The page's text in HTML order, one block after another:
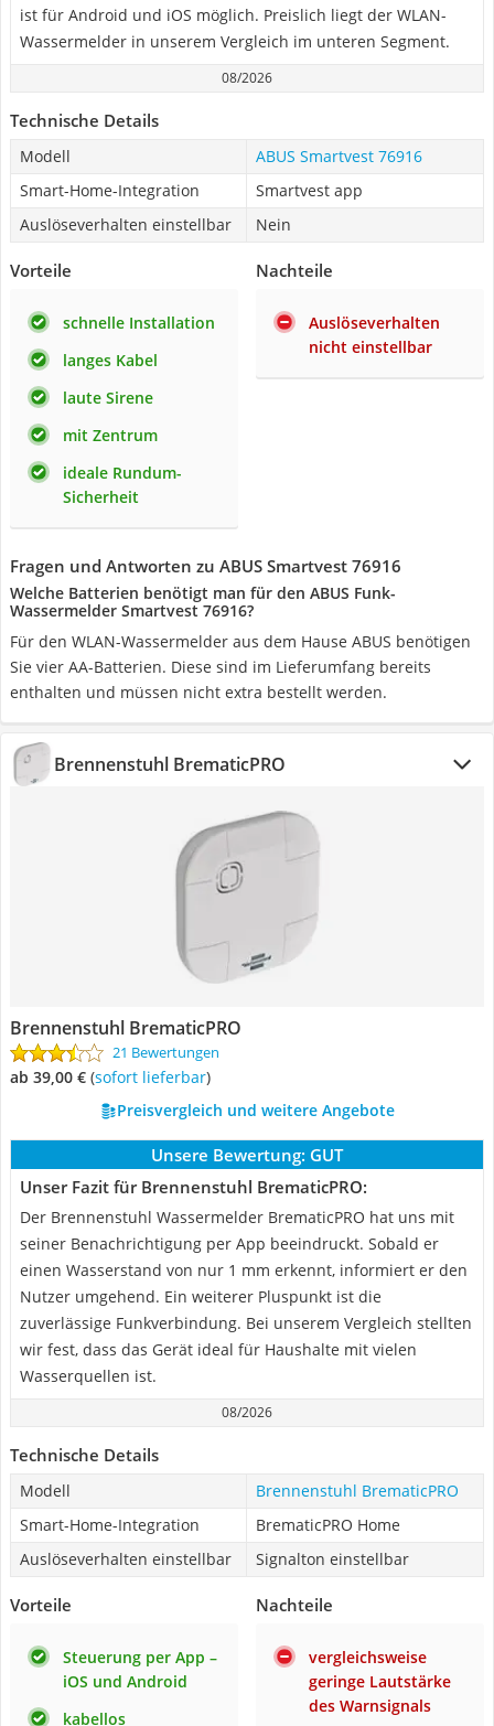
ist für Android und iOS möglich. Preislich liegt der WLAN-
Wassermelder in unserem Vergleich im unteren Segment.
08/2026
Technische Details
Modell
ABUS Smartvest 76916
Smart-Home-Integration
Smartvest app
Auslöseverhalten einstellbar
Nein
Vorteile
schnelle Installation
langes Kabel
laute Sirene
mit Zentrum
ideale Rundum-
Sicherheit
Nachteile
Auslöseverhalten
nicht einstellbar
Fragen und Antworten zu ABUS Smartvest 76916
Welche Batterien benötigt man für den ABUS Funk-
Wassermelder Smartvest 76916?
Für den WLAN-Wassermelder aus dem Hause ABUS benötigen
Sie vier AA-Batterien. Diese sind im Lieferumfang bereits
enthalten und müssen nicht extra bestellt werden.
Brennenstuhl BrematicPRO
Brennenstuhl BrematicPRO
21 Bewertungen
ab 39,00 € ( Sofort lieferbar)
Preisvergleich und weitere Angebote
Unsere Bewertung: GUT
Unser Fazit für Brennenstuhl BrematicPRO:
Der Brennenstuhl Wassermelder BrematicPRO hat uns mit
seiner Benachrichtigung per App beeindruckt. Sobald er
einen Wasserstand von nur 1 mm erkennt, informiert er den
Nutzer umgehend. Ein weiterer Pluspunkt ist die
zuverlässige Funkverbindung. Bei unserem Vergleich stellten
wir fest, dass das Gerät ideal für Haushalte mit vielen
Wasserquellen ist.
08/2026
Technische Details
Modell
Brennenstuhl BrematicPRO
Smart-Home-Integration
BrematicPRO Home
Auslöseverhalten einstellbar
Signalton einstellbar
Vorteile
Steuerung per App –
iOS und Android
kabellos
Nachteile
vergleichsweise
geringe Lautstärke
des Warnsignals